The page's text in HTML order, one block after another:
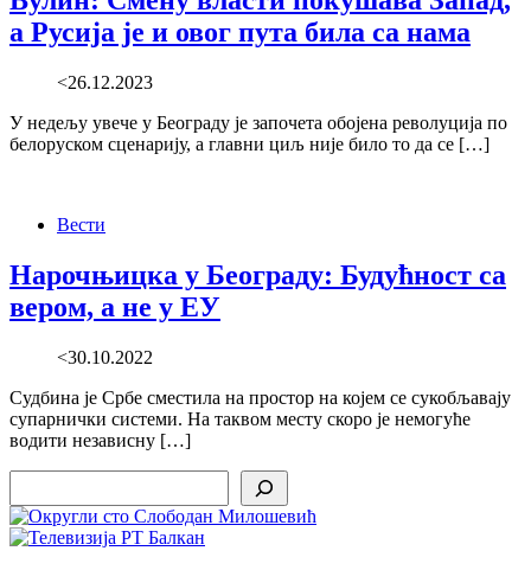
а Русија је и овог пута била са нама
<26.12.2023
У недељу увече у Београду је започета обојена револуција по
белоруском сценарију, а главни циљ није било то да се […]
Вести
Нарочњицка у Београду: Будућност са
вером, а не у ЕУ
<30.10.2022
Судбина је Србе сместила на простор на којем се сукобљавају
супарнички системи. На таквом месту скоро је немогуће
водити независну […]